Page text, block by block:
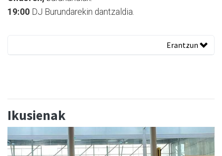
19:00 DJ Burundarekin dantzaldia.
Erantzun
Ikusienak